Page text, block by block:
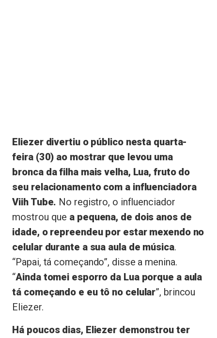
Eliezer divertiu o público nesta quarta-
feira (30) ao mostrar que levou uma
bronca da filha mais velha, Lua, fruto do
seu relacionamento com a influenciadora
Viih Tube. No registro, o influenciador
mostrou que a pequena, de dois anos de
idade, o repreendeu por estar mexendo no
celular durante a sua aula de música.
“Papai, tá começando”, disse a menina.
“Ainda tomei esporro da Lua porque a aula
tá começando e eu tô no celular”, brincou
Eliezer.
Há poucos dias, Eliezer demonstrou ter